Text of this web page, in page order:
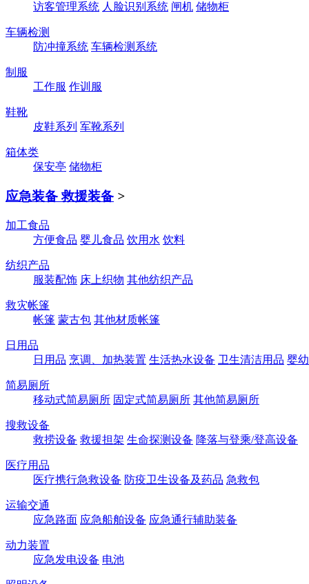
访客管理系统 人脸识别系统 闸机 储物柜
车辆检测
防冲撞系统 车辆检测系统
制服
工作服 作训服
鞋靴
皮鞋系列 军靴系列
箱体类
保安亭 储物柜
应急装备 救援装备 >
加工食品
方便食品 婴儿食品 饮用水 饮料
纺织产品
服装配饰 床上织物 其他纺织产品
救灾帐篷
帐篷 蒙古包 其他材质帐篷
日用品
日用品 烹调、加热装置 生活热水设备 卫生清洁用品 婴
简易厕所
移动式简易厕所 固定式简易厕所 其他简易厕所
搜救设备
救捞设备 救援担架 生命探测设备 降落与登乘/登高设备
医疗用品
医疗携行急救设备 防疫卫生设备及药品 急救包
运输交通
应急路面 应急船舶设备 应急通行辅助装备
动力装置
应急发电设备 电池